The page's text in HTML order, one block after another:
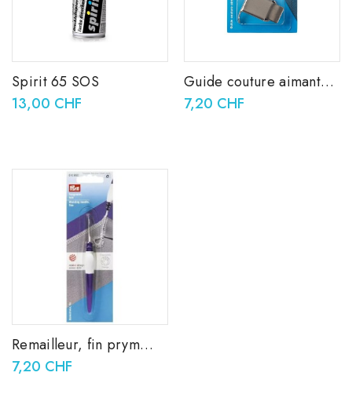
Spirit 65 SOS
13,00 CHF
Guide couture aimanté,
machine à coudre
7,20 CHF
Remailleur, fin prym
610960 (O)
7,20 CHF